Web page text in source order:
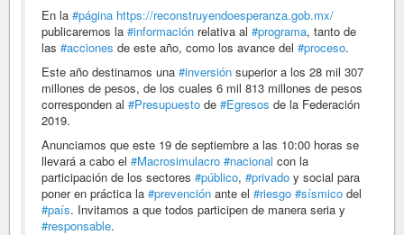
En la #página https://reconstruyendoesperanza.gob.mx/
publicaremos la #información relativa al #programa, tanto de
las #acciones de este año, como los avance del #proceso.
Este año destinamos una #inversión superior a los 28 mil 307
millones de pesos, de los cuales 6 mil 813 millones de pesos
corresponden al #Presupuesto de #Egresos de la Federación
2019.
Anunciamos que este 19 de septiembre a las 10:00 horas se
llevará a cabo el #Macrosimulacro #nacional con la
participación de los sectores #público, #privado y social para
poner en práctica la #prevención ante el #riesgo #sísmico del
#país. Invitamos a que todos participen de manera seria y
#responsable.